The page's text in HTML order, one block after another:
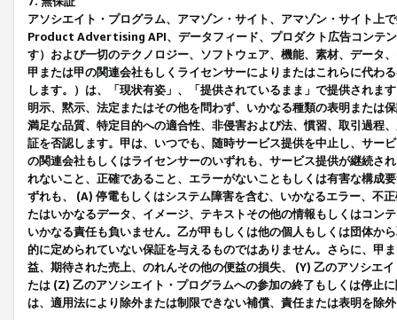
アソシエイト・プログラム、アマゾン・サイト、アマゾン・サイト上
Product Advertising API、データフィード、プロダクト広告コンテ
す）および一切のテクノロジー、ソフトウェア、機能、素材、データ
甲または甲の関連会社もしくライセンサーによりまたはこれらに代わ
します。）は、「現状有姿」、「提供されているまま」で提供されま
明示、黙示、法定またはその他を問わず、いかなる種類の表明または
満足な品質、特定目的への適合性、非侵害および法、慣習、取引過程
証を否認します。甲は、いつでも、随時サービス提供を中止し、サー
の関連会社もしくはライセンサーのいずれも、サービス提供が継続さ
れないこと、正確であること、エラーがないこともしくは有害な構成
ずれも、 (A) 停電もしくはシステム障害を含む、いかなるエラー、不
たはいかなるデータ、イメージ、テキストその他の情報もしくはコン
いかなる責任も負いません。乙が甲もしくは他の個人もしくは団体か
的に定められていない保証を与えるものではありません。さらに、甲
益、期待された売上、のれんその他の便益の損失、 (Y) 乙のアソシエ
たは (Z) 乙のアソシエイト・プログラムへの参加の終了もしくは停止
は、適用法により除外または制限できない補償、責任または表明を除